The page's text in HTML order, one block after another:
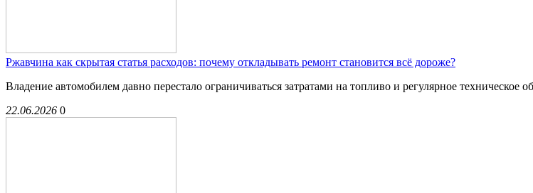
Ржавчина как скрытая статья расходов: почему откладывать ремонт становится всё дороже?
Владение автомобилем давно перестало ограничиваться затратами на топливо и регулярное
22.06.2026 0